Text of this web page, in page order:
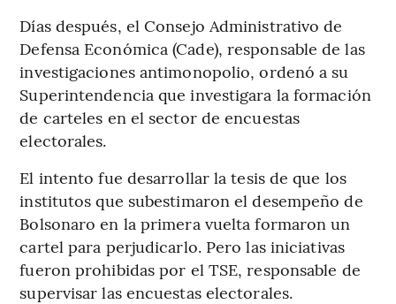
Días después, el Consejo Administrativo de
Defensa Económica (Cade), responsable de las
investigaciones antimonopolio, ordenó a su
Superintendencia que investigara la formación
de carteles en el sector de encuestas
electorales.
El intento fue desarrollar la tesis de que los
institutos que subestimaron el desempeño de
Bolsonaro en la primera vuelta formaron un
cartel para perjudicarlo. Pero las iniciativas
fueron prohibidas por el TSE, responsable de
supervisar las encuestas electorales.